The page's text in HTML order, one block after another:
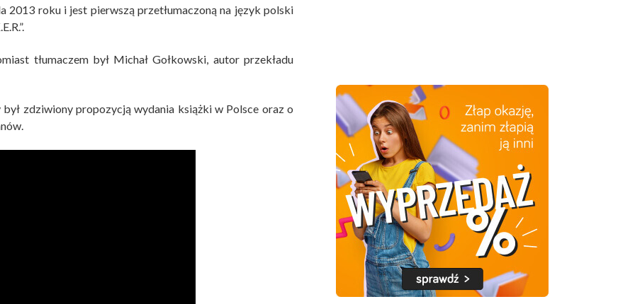
2013 roku i jest pierwszą przetłumaczoną na język polski
tłumaczem był Michał Gołkowski, autor przekładu
zdziwiony propozycją wydania książki w Polsce oraz o